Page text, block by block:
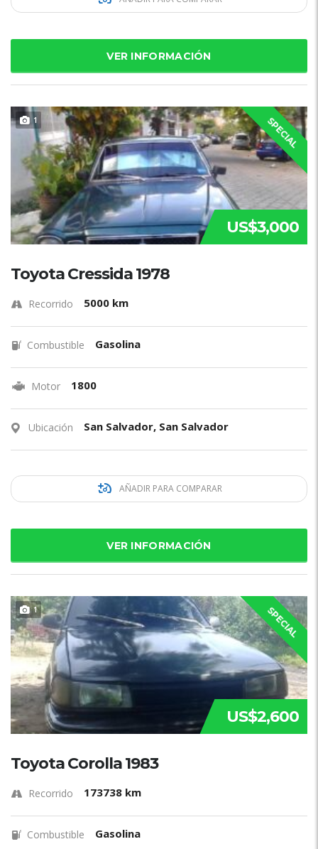
VER INFORMACIÓN
1 SPECIAL
US$3,000
Toyota Cressida 1978
Recorrido 5000 km
Combustible Gasolina
Motor 1800
Ubicación San Salvador, San Salvador
AÑADIR PARA COMPARAR
VER INFORMACIÓN
1 SPECIAL
US$2,600
Toyota Corolla 1983
Recorrido 173738 km
Combustible Gasolina